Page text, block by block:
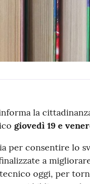
la
giovedì 19 e
per consentire lo
a
oggi, per